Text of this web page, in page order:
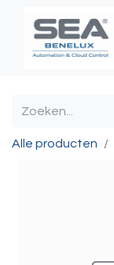
Alle producten